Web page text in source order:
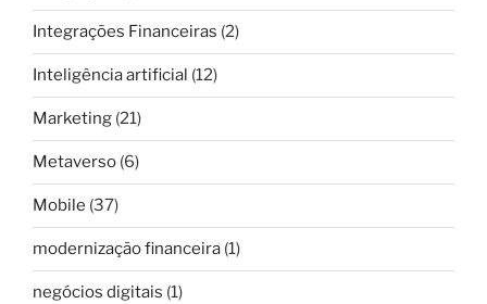
Integrações Financeiras (2)
Inteligência artificial (12)
Marketing (21)
Metaverso (6)
Mobile (37)
modernização financeira (1)
negócios digitais (1)